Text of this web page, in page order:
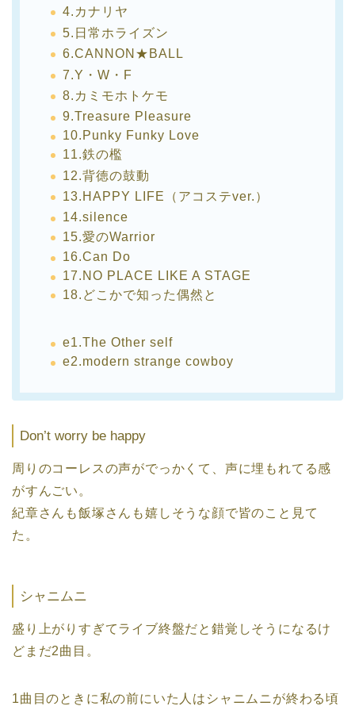
4.カナリヤ
5.日常ホライズン
6.CANNON★BALL
7.Y・W・F
8.カミモホトケモ
9.Treasure Pleasure
10.Punky Funky Love
11.鉄の檻
12.背徳の鼓動
13.HAPPY LIFE（アコステver.）
14.silence
15.愛のWarrior
16.Can Do
17.NO PLACE LIKE A STAGE
18.どこかで知った偶然と
e1.The Other self
e2.modern strange cowboy
Don’t worry be happy
周りのコーレスの声がでっかくて、声に埋もれてる感
がすんごい。
紀章さんも飯塚さんも嬉しそうな顔で皆のこと見て
た。
シャニムニ
盛り上がりすぎてライブ終盤だと錯覚しそうになるけ
どまだ2曲目。
1曲目のときに私の前にいた人はシャニムニが終わる頃